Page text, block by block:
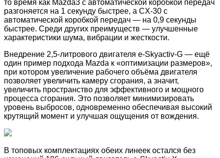
то время как Mazda3 с автоматической коробкой передач
разгоняется на 1 секунду быстрее, а CX-30 с
автоматической коробкой передач — на 0,9 секунды
быстрее. Среди других преимуществ — улучшенные
характеристики шума, вибрации и жесткости.
Внедрение 2,5-литрового двигателя e-Skyactiv-G — ещё
один пример подхода Mazda к «оптимизации размеров»,
при котором увеличение рабочего объёма двигателя
позволяет увеличить камеру сгорания, а значит,
увеличить пространство для эффективного и мощного
процесса сгорания. Это позволяет минимизировать
уровень выбросов, одновременно обеспечивая высокий
крутящий момент и улучшая ощущения от вождения.
В топовых комплектациях обеих линеек остался без